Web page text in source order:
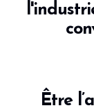
Être